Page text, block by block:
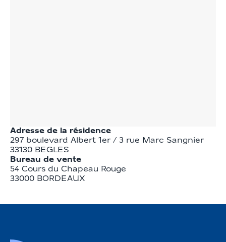
Adresse de la résidence
297 boulevard Albert 1er / 3 rue Marc Sangnier
33130 BEGLES
Bureau de vente
54 Cours du Chapeau Rouge
33000 BORDEAUX